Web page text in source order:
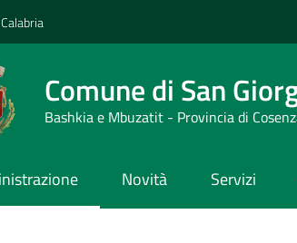
Comune di San
Bashkia e Mbuzatit - Provincia di
Novità Servizi